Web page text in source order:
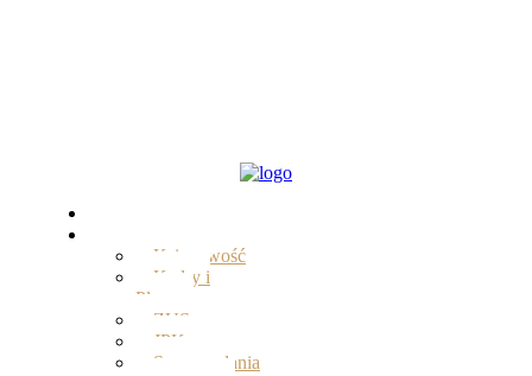
Księgowość
Kadry i
Płace
ZUS
JPK
Sprawozdania